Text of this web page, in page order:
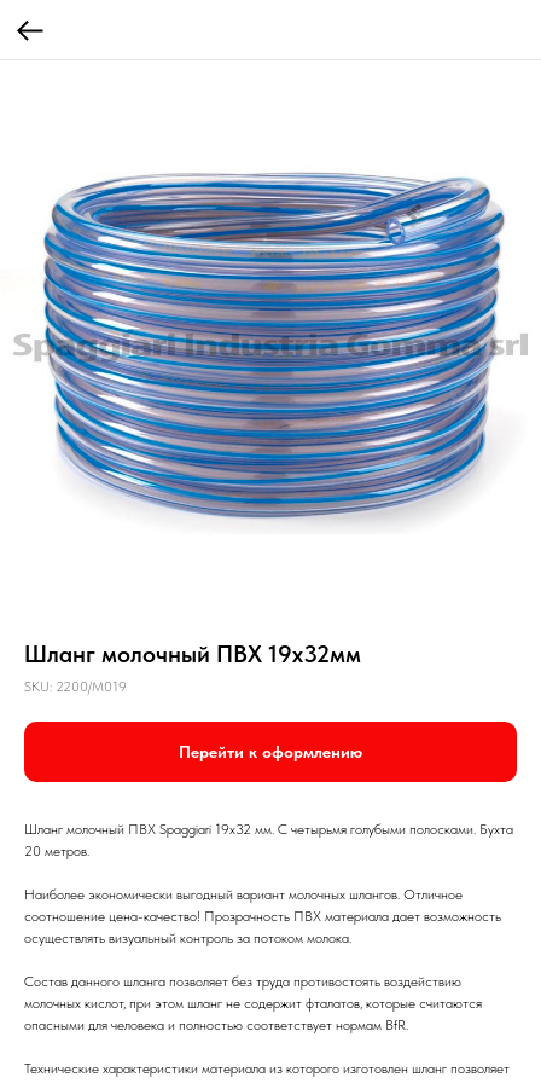
Шланг молочный ПВХ 19х32мм
SKU: 2200/M019
Перейти к оформлению
Шланг молочный ПВХ Spaggiari 19х32 мм. С четырьмя голубыми полосками. Бухта
20 метров.
Наиболее экономически выгодный вариант молочных шлангов. Отличное
соотношение цена-качество! Прозрачность ПВХ материала дает возможность
осуществлять визуальный контроль за потоком молока.
Состав данного шланга позволяет без труда противостоять воздействию
молочных кислот, при этом шланг не содержит фталатов, которые считаются
опасными для человека и полностью соответствует нормам BfR.
Технические характеристики материала из которого изготовлен шланг позволяет